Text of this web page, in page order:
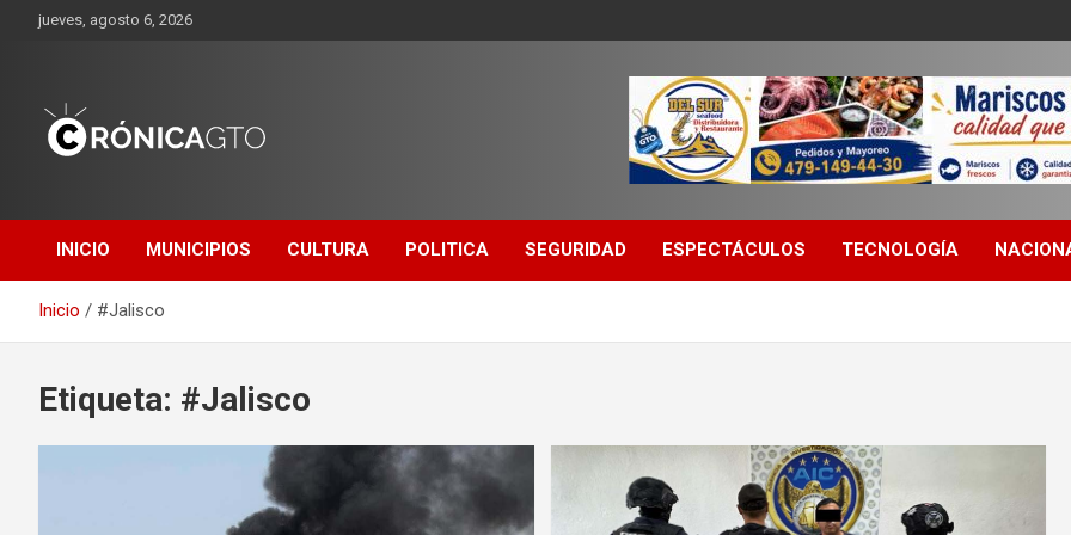
Saltarjueves, agosto 6, 2026
GUANAJUATO
INICIO MUNICIPIOS CULTURA POLITICA SEGURIDAD ESPECTÁCULOS TECNOLOGÍA
Inicio #Jalisco
Etiqueta: #Jalisco